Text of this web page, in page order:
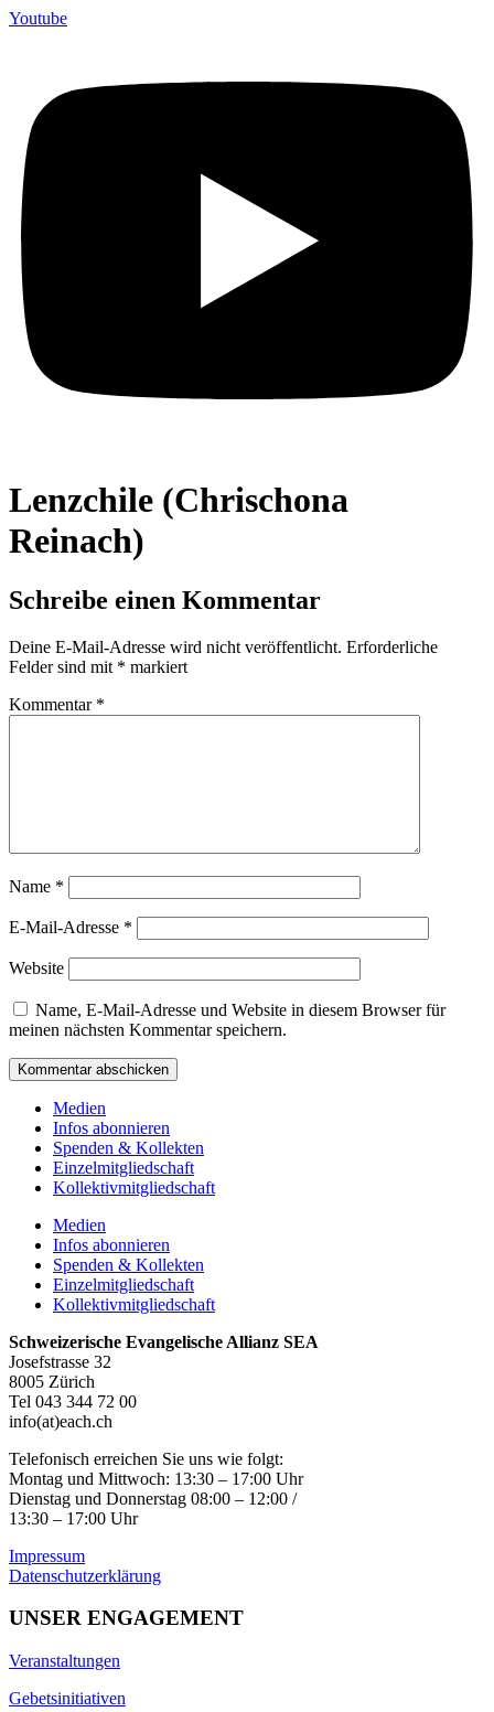
Youtube
Lenzchile (Chrischona
Reinach)
Schreibe einen Kommentar
Deine E-Mail-Adresse wird nicht veröffentlicht. Erforderliche
Felder sind mit * markiert
Kommentar *
Name *
E-Mail-Adresse *
Website
Name, E-Mail-Adresse und Website in diesem Browser für
meinen nächsten Kommentar speichern.
Medien
Infos abonnieren
Spenden & Kollekten
Einzelmitgliedschaft
Kollektivmitgliedschaft
Medien
Infos abonnieren
Spenden & Kollekten
Einzelmitgliedschaft
Kollektivmitgliedschaft
Schweizerische Evangelische Allianz SEA
Josefstrasse 32
8005 Zürich
Tel 043 344 72 00
info(at)each.ch
Telefonisch erreichen Sie uns wie folgt:
Montag und Mittwoch: 13:30 – 17:00 Uhr
Dienstag und Donnerstag 08:00 – 12:00 /
13:30 – 17:00 Uhr
Impressum
Datenschutzerklärung
UNSER ENGAGEMENT
Veranstaltungen
Gebetsinitiativen